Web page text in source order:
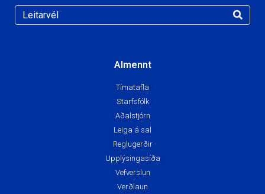
Almennt
Tímatafla
Starfsfólk
Aðalstjórn
Leiga á sal
Reglugerðir
Upplýsingasíða
Vefverslun
Verðlaun